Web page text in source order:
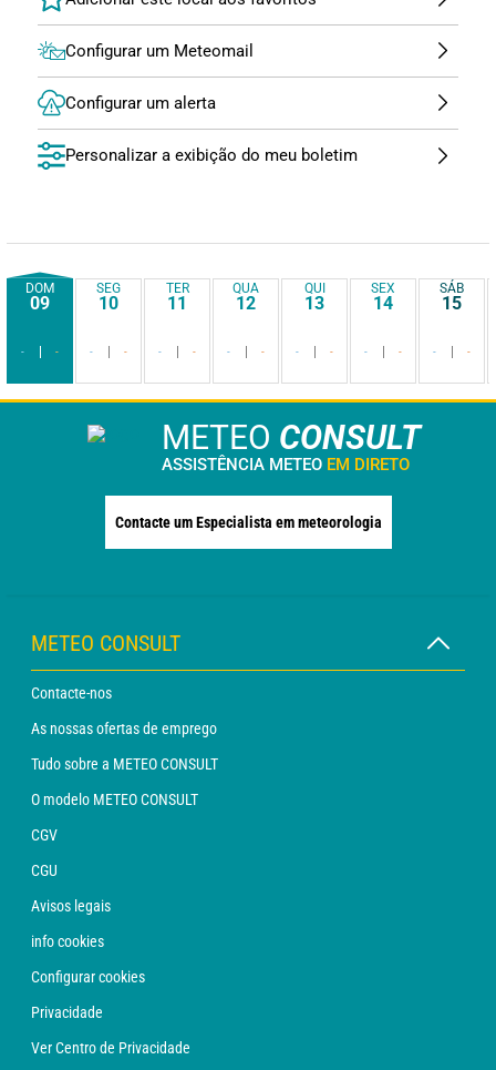
Configurar um Meteomail
Configurar um alerta
Personalizar a exibição do meu boletim
DOM
09
- -
SEG
10
- -
TER
11
- -
QUA
12
- -
QUI
13
- -
SEX
14
- -
SÁB
15
- -
METEO CONSULT
ASSISTÊNCIA METEO EM DIRETO
Contacte um Especialista em meteorologia
METEO CONSULT
Contacte-nos
As nossas ofertas de emprego
Tudo sobre a METEO CONSULT
O modelo METEO CONSULT
CGV
CGU
Avisos legais
info cookies
Configurar cookies
Privacidade
Ver Centro de Privacidade